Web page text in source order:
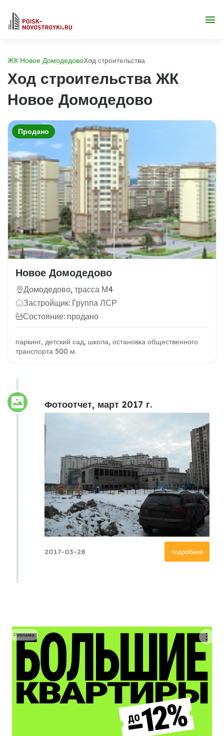
ЖК Новое ДомодедовоХод строительства
Ход строительства ЖК
Новое Домодедово
Продано
Новое Домодедово
Домодедово, трасса М4
Застройщик: Группа ЛСР
Состояние: продано
паркинг, детский сад, школа, остановка общественного
транспорта 500 м.
Фотоотчет, март 2017 г.
подробнее
2017-03-28
Реклама